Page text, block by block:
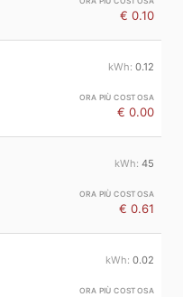
€ 0.10
0.12
€ 0.00
45
€ 0.61
0.02